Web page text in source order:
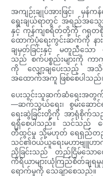
အကျဉ်းချုပ်အားဖြင့်၊ မှ
ရွေးချယ်ရာတွင် အရည်အသွေး
နှင့် ကုန်ကျစရိတ်တို့ကို ဂရုတစို
ထောက်ပံ့ရေးကွင်းဆက်ကို နားလ
ချမှတ်ခြင်းနှင့် မတူညီသော
သည် စက်ပစ္စည်းများကို ကာ
ကို လျှော့ချပေးသည့် အသိပ
အထောက်အကူ ဖြစ်စေပါသည်
ပေးသွင်းသူဆက်ဆံရေးအတွက်
—ဆက်သွယ်ရေး၊ စွမ်းဆောင်ရ
ရေးဆွဲခြင်းတို့ကို အာရုံစိုက်
ရရှိစေပါသည်။ သင်သည် ဈေ
တီထွင်မှု သို့မဟုတ် ရေရှည်တည်တံ့
သင်၏ဝယ်ယူရေးမဟာဗျူဟာကို
ညှိခြင်းသည် တည်ငြိမ်သောထေ
ကိရိယာများယုံကြည်စိတ်ချ
ရောက်မှုကို သေချာစေသည်။